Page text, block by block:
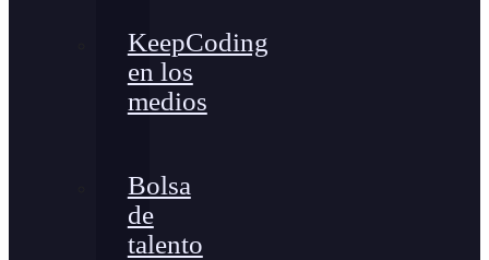
KeepCoding
en los
medios
Bolsa
de
talento